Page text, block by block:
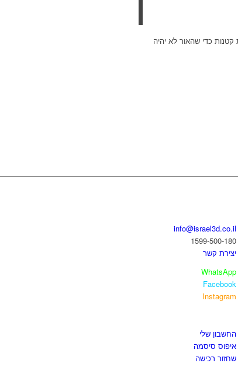
כדי שהאור לא יהיה
info@israel3d.co.il
1599-500-180
יצירת קשר
WhatsApp
Facebook
Instagram
החשבון שלי
איפוס סיסמה
שחזור רכישה